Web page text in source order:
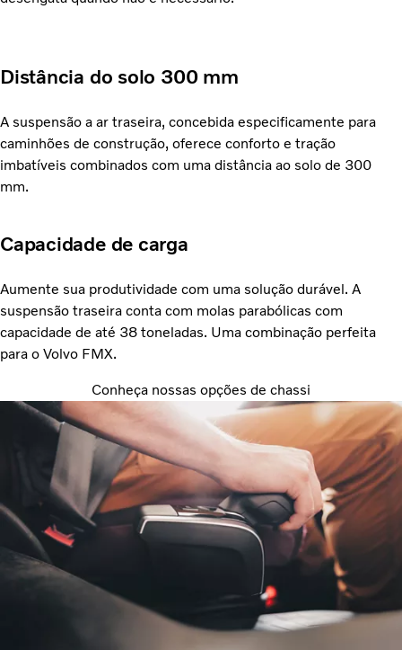
Distância do solo 300 mm
A suspensão a ar traseira, concebida especificamente para
caminhões de construção, oferece conforto e tração
imbatíveis combinados com uma distância ao solo de 300
mm.
Capacidade de carga
Aumente sua produtividade com uma solução durável. A
suspensão traseira conta com molas parabólicas com
capacidade de até 38 toneladas. Uma combinação perfeita
para o Volvo FMX.
Conheça nossas opções de chassi